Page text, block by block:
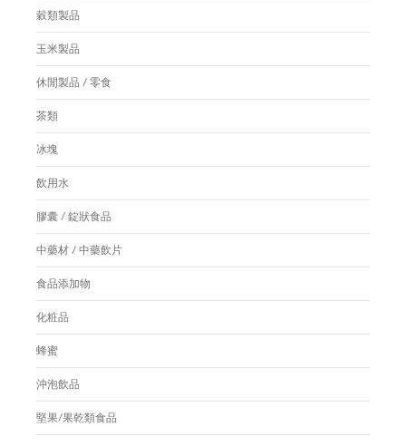
穀類製品
玉米製品
休閒製品 / 零食
茶類
冰塊
飲用水
膠囊 / 錠狀食品
中藥材 / 中藥飲片
食品添加物
化粧品
蜂蜜
沖泡飲品
堅果/果乾類食品